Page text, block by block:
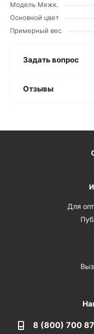
Модель Межк.
Основной цвет
Примерный вес
Задать вопрос
Отзывы
Для
8 (800) 700